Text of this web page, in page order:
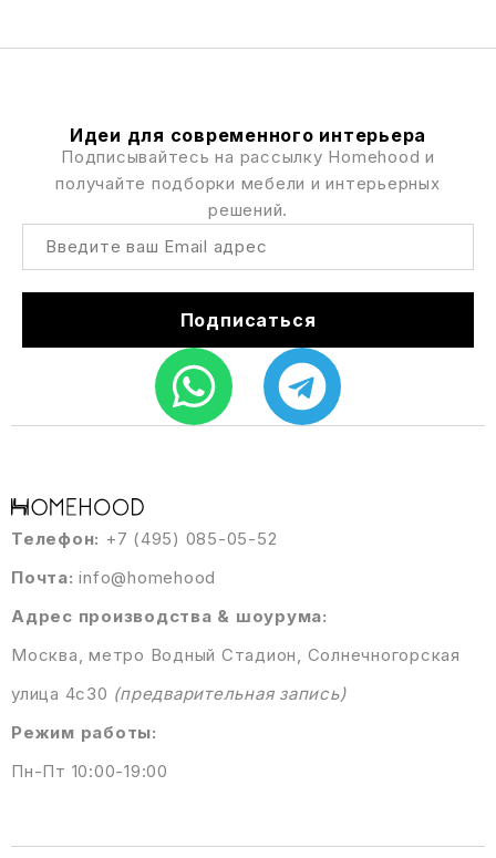
Телефон: +7 (495) 085-05-52
Почта: info@homehood
Адрес производства & шоурума:
Москва, метро Водный Стадион, Солнечногорская
улица 4с30 (предварительная запись)
Режим работы:
Пн-Пт 10:00-19:00
Идеи для современного интерьера
Подписывайтесь на рассылку Homehood и
получайте подборки мебели и интерьерных
решений.
Подписаться